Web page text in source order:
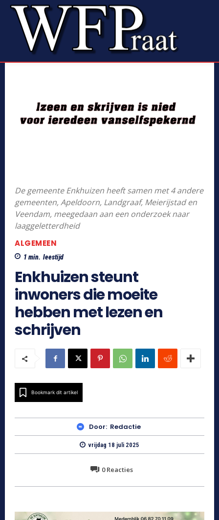
De gemeente Enkhuizen heeft samen met 4 andere
gemeenten, Apeldoorn, Landgraaf, Meierijstad en
Veendam, meegedaan aan een onderzoek naar
laaggeletterdheid
ALGEMEEN
1 min. leestijd
Enkhuizen steunt
inwoners die moeite
hebben met lezen en
schrijven
Bookmark dit artikel
Door: Redactie
vrijdag 18 juli 2025
0Reacties